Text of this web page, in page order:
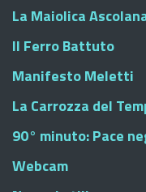
La Maiolica
Il Ferro Battuto
Manifesto Meletti
La Carrozza del
90° minuto: Pace
Webcam